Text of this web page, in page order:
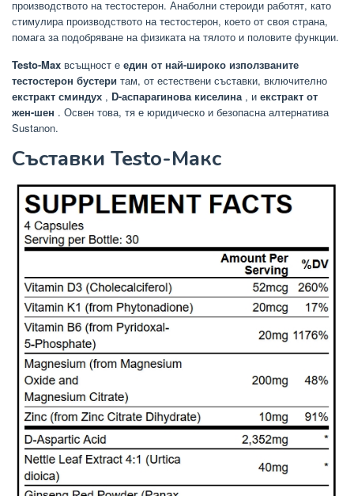
производството на тестостерон. Анаболни стероиди работят, като
стимулира производството на тестостерон, което от своя страна,
помага за подобряване на физиката на тялото и половите функции.
Testo-Max всъщност е един от най-широко използваните
тестостерон бустери там, от естествени съставки, включително
екстракт сминдух , D-аспарагинова киселина, и екстракт от
жен-шен . Освен това, тя е юридическо и безопасна алтернатива
Sustanon.
Съставки Testo-Макс